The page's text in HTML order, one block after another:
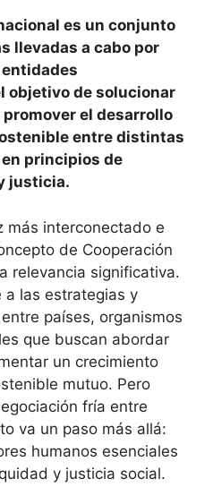
es un conjunto
llevadas a cabo por
objetivo de solucionar
el desarrollo
entre distintas
principios de
justicia.
más interconectado e
de Cooperación
relevancia significativa.
a las estrategias y
países, organismos
que buscan abordar
un crecimiento
mutuo. Pero
fría entre
va un paso más allá:
humanos esenciales
y justicia social.